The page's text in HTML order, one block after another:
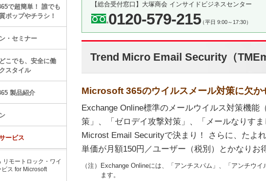
【総合受付窓口】大塚商会 インサイドビジネスセンター
0120-579-215（平日 9:00～17:30）
Trend Micro Email Security（
Microsoft 365のウイルスメール対策に欠か
Exchange Online標準のメールウイルス対策機
策」、「ゼロデイ攻撃対策」、「メールなりす
Microst Email Securityで決まり！ さらに、たよ
単価が月額150円／ユーザー（税別）とかなりお
（注）Exchange Onlineには、「アンチスパム」、「アンチウ
ます。
で超簡単！ 誰でも
ポップやチラシ！
・セミナー
こでも、安全に働
スタイル
製品紹介
ービス
リモートロック・ワイ
ビス for Microsoft